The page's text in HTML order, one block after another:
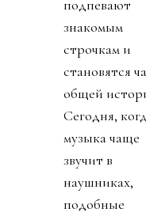
подпевают
знакомым
строчкам и
становятся
общей
Сегодня,
музыка чаще
звучит в
наушниках,
подобные